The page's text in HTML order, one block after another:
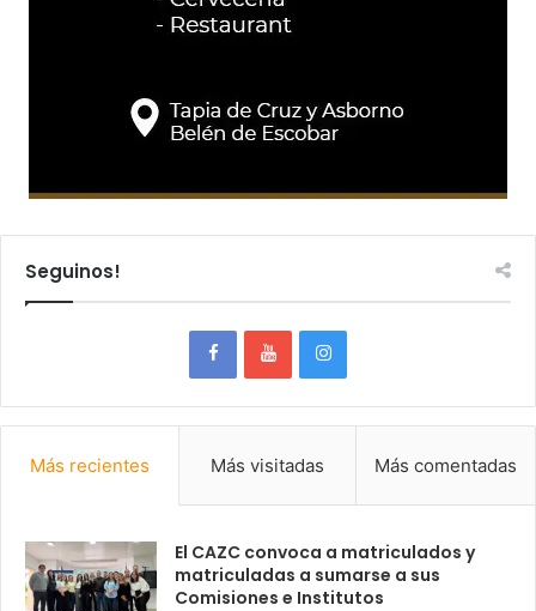
Seguinos!
Más recientes Más visitadas Más comentadas
El CAZC convoca a matriculados y
matriculadas a sumarse a sus
Comisiones e Institutos